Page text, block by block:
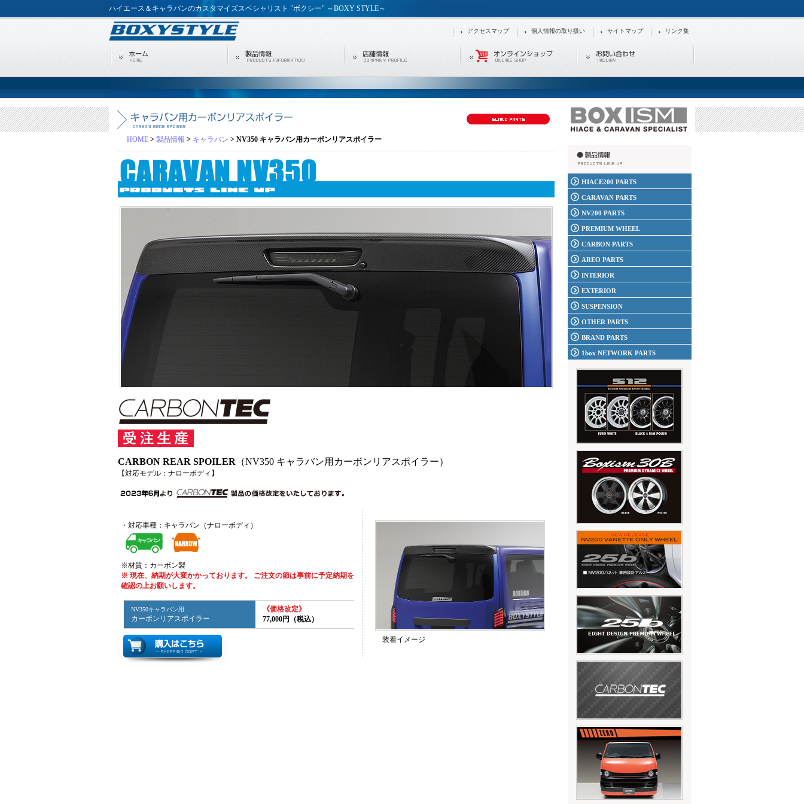
ハイエース＆キャラバンのカスタマイズスペシャリスト "ボクシー" ～BOXY STYLE～
リンク集
サイトマップ
個人情報の取り扱い
アクセスマップ
HOME > 製品情報 > キャラバン > NV350 キャラバン用カーボンリアスポイラー
HIACE200 PARTS
CARAVAN PARTS
NV200 PARTS
PREMIUM WHEEL
CARBON PARTS
AREO PARTS
INTERIOR
EXTERIOR
SUSPENSION
OTHER PARTS
BRAND PARTS
1box NETWORK PARTS
CARBON REAR SPOILER （NV350 キャラバン用カーボンリアスポイラー）
【対応モデル：ナローボディ】
・対応車種：キャラバン（ナローボディ）
※材質：カーボン製
※ 現在、納期が大変かかっております。 ご注文の節は事前に予定納期を
確認の上お願いします。
NV350キャラバン用
カーボンリアスポイラー
《価格改定》
77,000円（税込）
装着イメージ